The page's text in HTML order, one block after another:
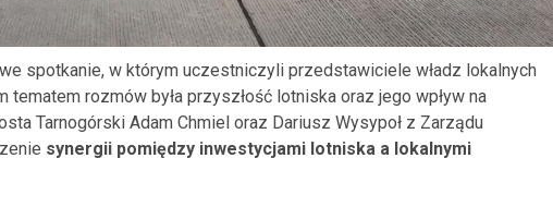
spotkanie, w którym uczestniczyli przedstawiciele władz lokalnych
rozmów była przyszłość lotniska oraz jego wpływ na
Tarnogórski Adam Chmiel oraz Dariusz Wysypoł z Zarządu
synergii pomiędzy inwestycjami lotniska a lokalnymi